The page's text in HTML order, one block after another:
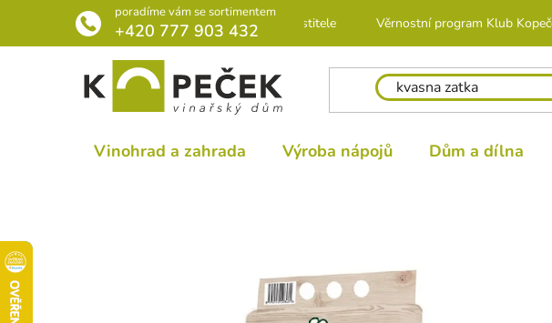
obsah
poradíme vám se sortimentem
+420 777 903 432Rádce pro pěstitele Věrnostní program Klub
Vinohrad a zahrada Výroba nápojů Dům a dílna